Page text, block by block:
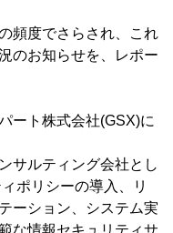
頻度でさらされ、これ
のお知らせを、レポー
ート株式会社(GSX)に
サルティング会社とし
ポリシーの導入、リ
ーション、システム実
な情報セキュリティサ